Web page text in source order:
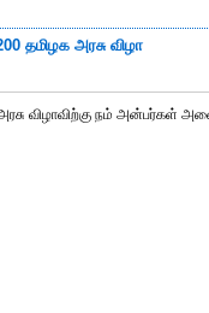
தமிழக அரசு விழா
நம் அன்பர்கள்